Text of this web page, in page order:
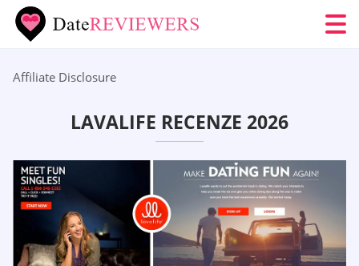
Affiliate Disclosure
LAVALIFE RECENZE 2026